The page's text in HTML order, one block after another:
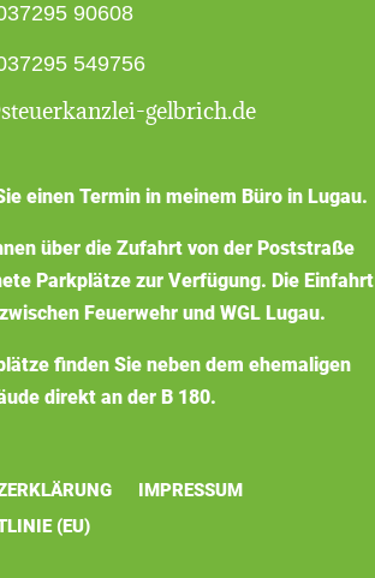
90608
549756
gelbrich.de
einen Termin in meinem Büro in Lugau.
über die Zufahrt von der Poststraße
Parkplätze zur Verfügung. Die Einfahrt
Feuerwehr und WGL Lugau.
finden Sie neben dem ehemaligen
direkt an der B 180.
IMPRESSUM
(EU)